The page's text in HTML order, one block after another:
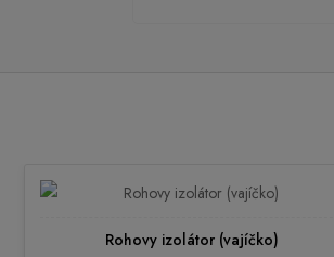
Rohovy izolátor (vajíčko)